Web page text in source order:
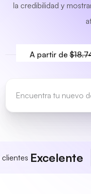
la credibilidad y
A partir de
Excelente